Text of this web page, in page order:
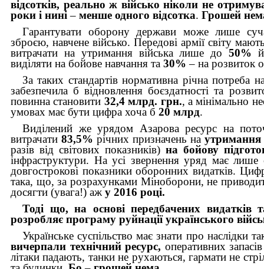
відсотків, реально ж військо ніколи не
роки і нині– менше одного відсотка. Грошей
Гарантувати оборону держави може лише
зброєю, навчене військо. Передові армії світу
витрачати на утримання війська лише до50%
виділяти на бойове навчання та 30% – на розвиток
За таких стандартів нормативна річна потреба
забезпечила б відновлення боєздатності та
повинна становити 32,4 млрд. грн., а мінімально
умовах має бути цифра хоча б 20 млрд.
Виділений же урядом Азарова ресурс на
витрачати 83,5% річних призначень наутримання
разів від світових показників) на бойову
інфраструктури. На усі звернення уряд має
довгострокові показники оборонних видатків.
така, що, за розрахунками Міноборони, не
досягти (увага!) ажу 2016 році.
Тоді що, на основі передбачених видатків
розробляє програму руйнації українського
Українське суспільство має знати про наслідки
вичерпали технічний ресурс, оперативних
літаки падають, танки не рухаються, гармати не